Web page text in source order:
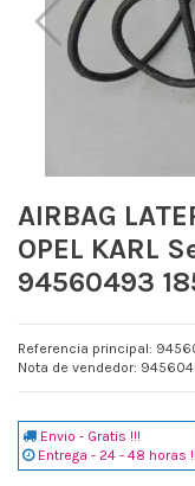
AIRBAG
OPEL KARL
94560493
Referencia principal:
Nota de vendedor:
Envio - Gratis !!!
Entrega - 24 - 48 horas